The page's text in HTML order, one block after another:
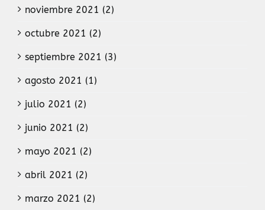
noviembre 2021 (2)
octubre 2021 (2)
septiembre 2021 (3)
agosto 2021 (1)
julio 2021 (2)
junio 2021 (2)
mayo 2021 (2)
abril 2021 (2)
marzo 2021 (2)